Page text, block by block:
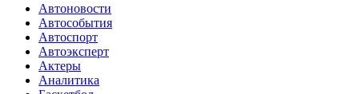
Автоновости
Автособытия
Автоспорт
Автоэксперт
Актеры
Аналитика